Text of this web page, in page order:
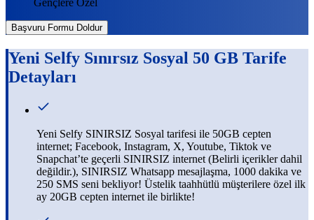
Başvuru Formu Doldur
Yeni Selfy Sınırsız Sosyal 50 GB Tarife
Detayları
Yeni Selfy SINIRSIZ Sosyal tarifesi ile 50GB cepten
internet; Facebook, Instagram, X, Youtube, Tiktok ve
Snapchat’te geçerli SINIRSIZ internet (Belirli içerikler dahil
değildir.), SINIRSIZ Whatsapp mesajlaşma, 1000 dakika ve
250 SMS seni bekliyor! Üstelik taahhütlü müşterilere özel ilk
ay 20GB cepten internet ile birlikte!